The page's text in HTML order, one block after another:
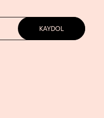
KAYDOL